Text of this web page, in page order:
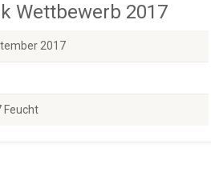
Wettbewerb 2017
2017
Feucht